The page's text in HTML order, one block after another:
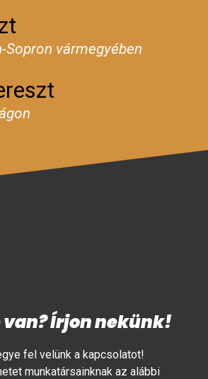
Sopron vármegyében
van? Írjon nekünk!
fel velünk a kapcsolatot!
munkatársainknak az alábbi